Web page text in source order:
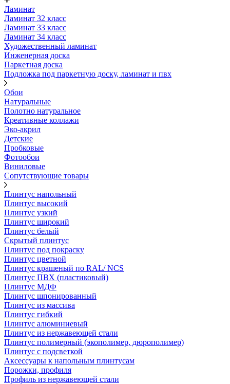
Ламинат
Ламинат 32 класс
Ламинат 33 класс
Ламинат 34 класс
Художественный ламинат
Инженерная доска
Паркетная доска
Подложка под паркетную доску, ламинат и пвх
Обои
Натуральные
Полотно натуральное
Креативные коллажи
Эко-акрил
Детские
Пробковые
Фотообои
Виниловые
Сопутствующие товары
Плинтус напольный
Плинтус высокий
Плинтус узкий
Плинтус широкий
Плинтус белый
Скрытый плинтус
Плинтус под покраску
Плинтус цветной
Плинтус крашеный по RAL/ NCS
Плинтус ПВХ (пластиковый)
Плинтус МДФ
Плинтус шпонированный
Плинтус из массива
Плинтус гибкий
Плинтус алюминиевый
Плинтус из нержавеющей стали
Плинтус полимерный (экополимер, дюрополимер)
Плинтус с подсветкой
Аксессуары к напольным плинтусам
Порожки, профиля
Профиль из нержавеющей стали